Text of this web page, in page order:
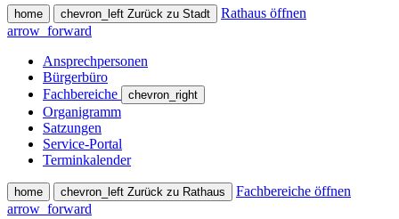
home chevron_left Zurück zu Stadt
Rathaus öffnen
arrow_forward
Ansprechpersonen
Bürgerbüro
Fachbereiche
chevron_right
Organigramm
Satzungen
Service-Portal
Terminkalender
home chevron_left Zurück zu Rathaus
Fachbereiche öffnen
arrow_forward